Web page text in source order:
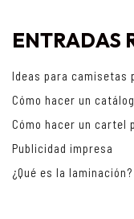
ENTRADAS
Ideas para camisetas
Cómo hacer un
Cómo hacer un cartel
Publicidad impresa
¿Qué es la laminación?